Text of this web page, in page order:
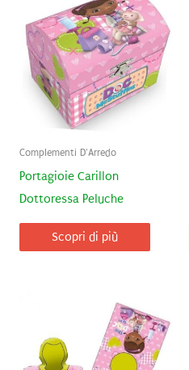
Complementi D'Arredo
Portagioie Carillon
Dottoressa Peluche
Scopri di più